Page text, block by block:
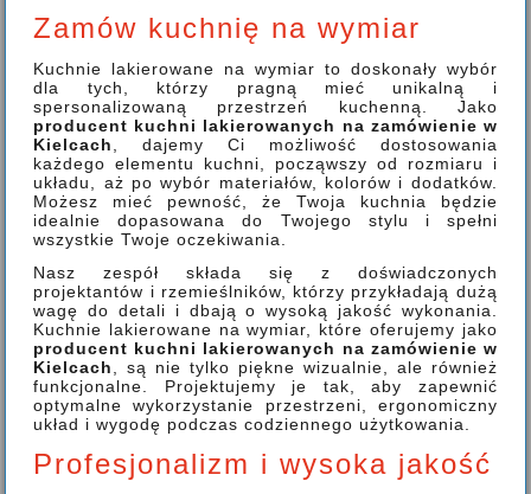
Zamów kuchnię na wymiar
Kuchnie lakierowane na wymiar to doskonały wybór
dla tych, którzy pragną mieć unikalną i
spersonalizowaną przestrzeń kuchenną. Jako
producent kuchni lakierowanych na zamówienie w
Kielcach, dajemy Ci możliwość dostosowania
każdego elementu kuchni, począwszy od rozmiaru i
układu, aż po wybór materiałów, kolorów i dodatków.
Możesz mieć pewność, że Twoja kuchnia będzie
idealnie dopasowana do Twojego stylu i spełni
wszystkie Twoje oczekiwania.
Nasz zespół składa się z doświadczonych
projektantów i rzemieślników, którzy przykładają dużą
wagę do detali i dbają o wysoką jakość wykonania.
Kuchnie lakierowane na wymiar, które oferujemy jako
producent kuchni lakierowanych na zamówienie w
Kielcach, są nie tylko piękne wizualnie, ale również
funkcjonalne. Projektujemy je tak, aby zapewnić
optymalne wykorzystanie przestrzeni, ergonomiczny
układ i wygodę podczas codziennego użytkowania.
Profesjonalizm i wysoka jakość